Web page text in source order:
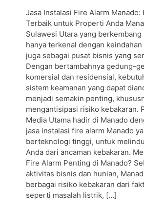
Jasa Instalasi Fire Alarm Manado:
Terbaik untuk Properti Anda
Sulawesi Utara yang
hanya terkenal dengan
juga sebagai pusat bisnis yang
Dengan bertambahnya gedung-
komersial dan residensial,
sistem keamanan yang dapat
menjadi semakin penting,
mengantisipasi risiko kebakaran.
Media Utama hadir di Manado
jasa instalasi fire alarm Manado
berteknologi tinggi, untuk
Anda dari ancaman kebakaran.
Fire Alarm Penting di Manado?
aktivitas bisnis dan hunian,
berbagai risiko kebakaran dari
seperti masalah listrik, […]